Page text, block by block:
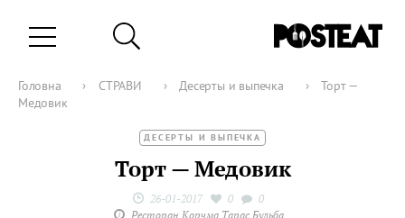
Головна › СТРАВИ › Десерты и выпечка ›
Торт —
Медовик
ДЕСЕРТЫ И ВЫПЕЧКА
Торт — Медовик
26-01-2017 0
0
Ресторан Корчма Тарас Бульба